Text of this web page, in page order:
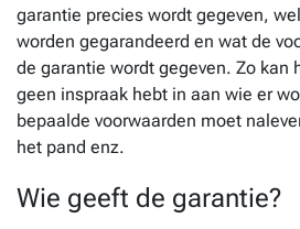
garantie precies wordt gegeven,
worden gegarandeerd en wat de
de garantie wordt gegeven. Zo kan
geen inspraak hebt in aan wie er
bepaalde voorwaarden moet
het pand enz.
Wie geeft de garantie?